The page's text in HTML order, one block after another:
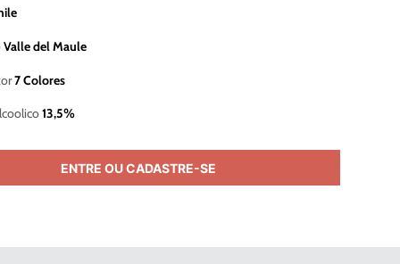
Valle del Maule
7 Colores
13,5%
ENTRE OU CADASTRE-SE